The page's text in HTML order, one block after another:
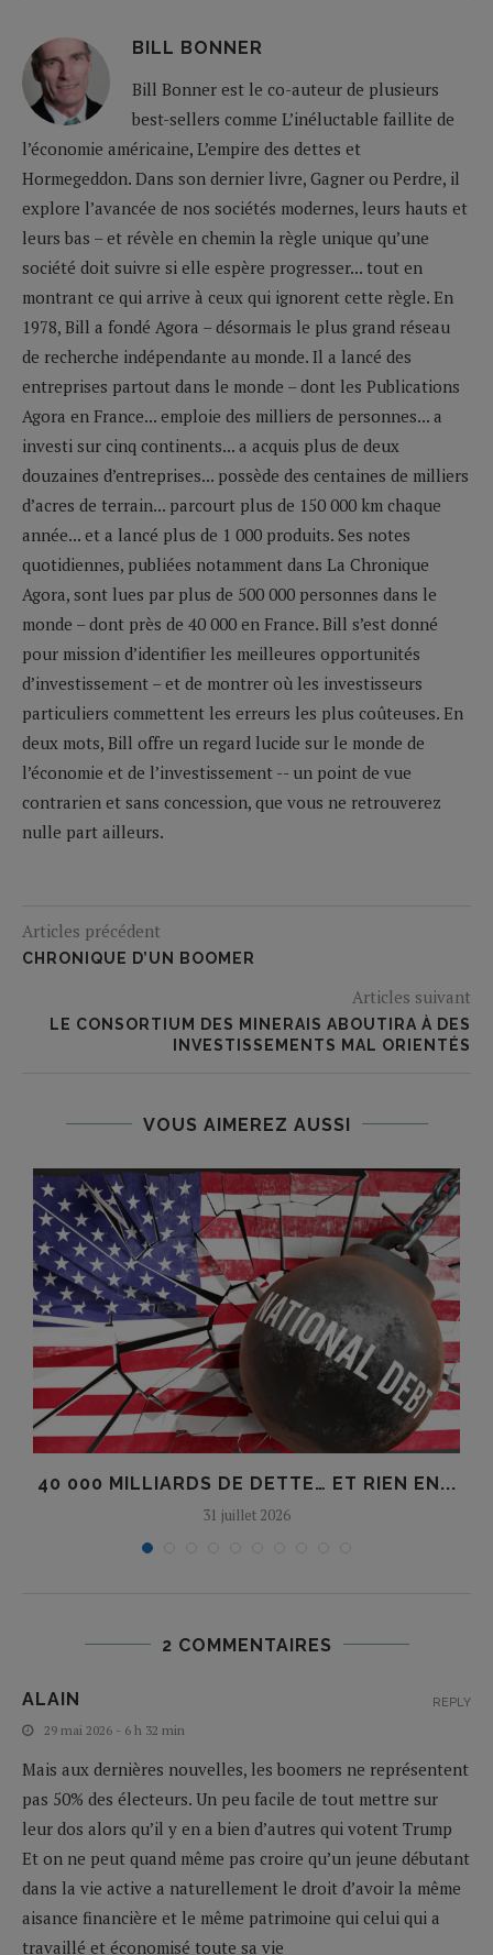
BILL BONNER
Bill Bonner est le co-auteur de plusieurs
best-sellers comme L’inéluctable faillite de
l’économie américaine, L’empire des dettes et
Hormegeddon. Dans son dernier livre, Gagner ou Perdre, il
explore l’avancée de nos sociétés modernes, leurs hauts et
leurs bas – et révèle en chemin la règle unique qu’une
société doit suivre si elle espère progresser... tout en
montrant ce qui arrive à ceux qui ignorent cette règle. En
1978, Bill a fondé Agora – désormais le plus grand réseau
de recherche indépendante au monde. Il a lancé des
entreprises partout dans le monde – dont les Publications
Agora en France... emploie des milliers de personnes... a
investi sur cinq continents... a acquis plus de deux
douzaines d’entreprises... possède des centaines de milliers
d’acres de terrain... parcourt plus de 150 000 km chaque
année... et a lancé plus de 1 000 produits. Ses notes
quotidiennes, publiées notamment dans La Chronique
Agora, sont lues par plus de 500 000 personnes dans le
monde – dont près de 40 000 en France. Bill s’est donné
pour mission d’identifier les meilleures opportunités
d’investissement – et de montrer où les investisseurs
particuliers commettent les erreurs les plus coûteuses. En
deux mots, Bill offre un regard lucide sur le monde de
l’économie et de l’investissement -- un point de vue
contrarien et sans concession, que vous ne retrouverez
nulle part ailleurs.
Articles précédent
CHRONIQUE D’UN BOOMER
Articles suivant
LE CONSORTIUM DES MINERAIS ABOUTIRA À DES
INVESTISSEMENTS MAL ORIENTÉS
VOUS AIMEREZ AUSSI
40 000 MILLIARDS DE DETTE… ET RIEN EN...
31 juillet 2026
2 COMMENTAIRES
ALAIN
29 mai 2026 - 6 h 32 min
Mais aux dernières nouvelles, les boomers ne représentent
pas 50% des électeurs. Un peu facile de tout mettre sur
leur dos alors qu’il y en a bien d’autres qui votent Trump
Et on ne peut quand même pas croire qu’un jeune débutant
dans la vie active a naturellement le droit d’avoir la même
aisance financière et le même patrimoine qui celui qui a
travaillé et économisé toute sa vie
REPLY